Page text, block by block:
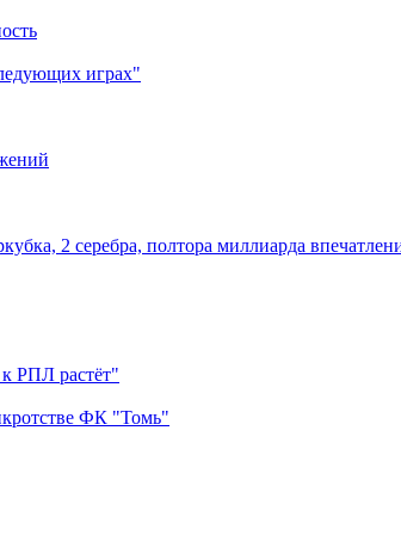
играх"
2 серебра, полтора миллиарда
РПЛ растёт"
ФК "Томь"